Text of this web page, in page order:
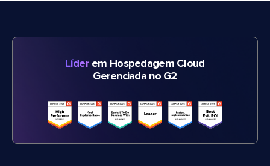
Líderem Hospedagem Cloud
Gerenciada no G2